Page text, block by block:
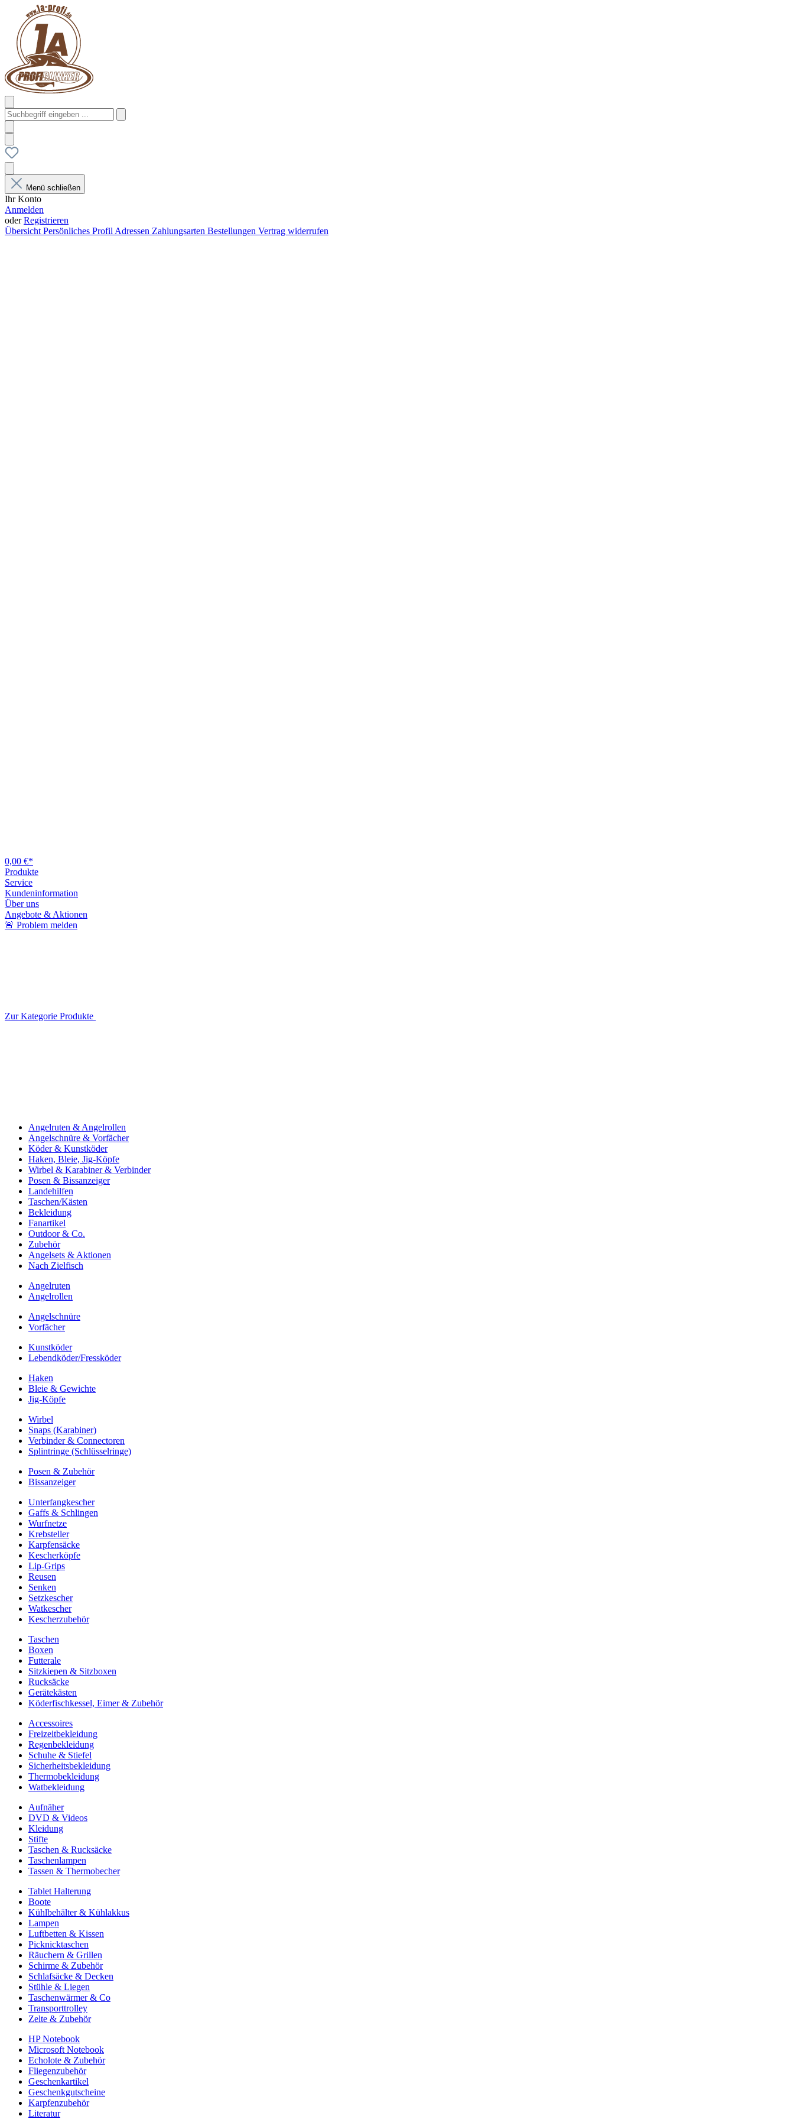
Menü schließen
Ihr Konto
Anmelden
oderRegistrieren
Übersicht Persönliches Profil Adressen Zahlungsarten Bestellungen Vertrag widerrufen
0,00 €*
Produkte
Service
Kundeninformation
Über uns
Angebote & Aktionen
🚨 Problem melden
Zur Kategorie Produkte
Angelruten & Angelrollen
Angelschnüre & Vorfächer
Köder & Kunstköder
Haken, Bleie, Jig-Köpfe
Wirbel & Karabiner & Verbinder
Posen & Bissanzeiger
Landehilfen
Taschen/Kästen
Bekleidung
Fanartikel
Outdoor & Co.
Zubehör
Angelsets & Aktionen
Nach Zielfisch
Angelruten
Angelrollen
Angelschnüre
Vorfächer
Kunstköder
Lebendköder/Fressköder
Haken
Bleie & Gewichte
Jig-Köpfe
Wirbel
Snaps (Karabiner)
Verbinder & Connectoren
Splintringe (Schlüsselringe)
Posen & Zubehör
Bissanzeiger
Unterfangkescher
Gaffs & Schlingen
Wurfnetze
Krebsteller
Karpfensäcke
Kescherköpfe
Lip-Grips
Reusen
Senken
Setzkescher
Watkescher
Kescherzubehör
Taschen
Boxen
Futterale
Sitzkiepen & Sitzboxen
Rucksäcke
Gerätekästen
Köderfischkessel, Eimer & Zubehör
Accessoires
Freizeitbekleidung
Regenbekleidung
Schuhe & Stiefel
Sicherheitsbekleidung
Thermobekleidung
Watbekleidung
Aufnäher
DVD & Videos
Kleidung
Stifte
Taschen & Rucksäcke
Taschenlampen
Tassen & Thermobecher
Tablet Halterung
Boote
Kühlbehälter & Kühlakkus
Lampen
Luftbetten & Kissen
Picknicktaschen
Räuchern & Grillen
Schirme & Zubehör
Schlafsäcke & Decken
Stühle & Liegen
Taschenwärmer & Co
Transporttrolley
Zelte & Zubehör
HP Notebook
Microsoft Notebook
Echolote & Zubehör
Fliegenzubehör
Geschenkartikel
Geschenkgutscheine
Karpfenzubehör
Literatur